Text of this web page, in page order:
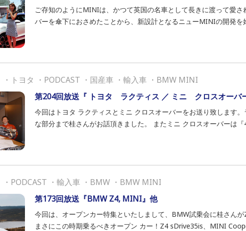
ご存知のようにMINIは、かつて英国の名車として長きに渡って愛
バーを傘下におさめたことから、新設計となるニューMINIの開発を
・ トヨタ ・ PODCAST ・ 国産車 ・ 輸入車 ・ BMW MINI
第204回放送『 トヨタ ラクティス ／ ミニ クロスオーバ
今回はトヨタ ラクティスとミニ クロスオーバーをお送り致します
な部分まで桂さんがお話頂きました。 またミニ クロスオーバーは
・ PODCAST ・ 輸入車 ・ BMW ・ BMW MINI
第173回放送『BMW Z4, MINI』他
今回は、オープンカー特集といたしまして、BMW試乗会に桂さん
まさにこの時期乗るべきオープン カー！Z4 sDrive35is、MINI